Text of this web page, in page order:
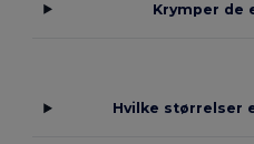
Krymper de
Hvilke størrelser